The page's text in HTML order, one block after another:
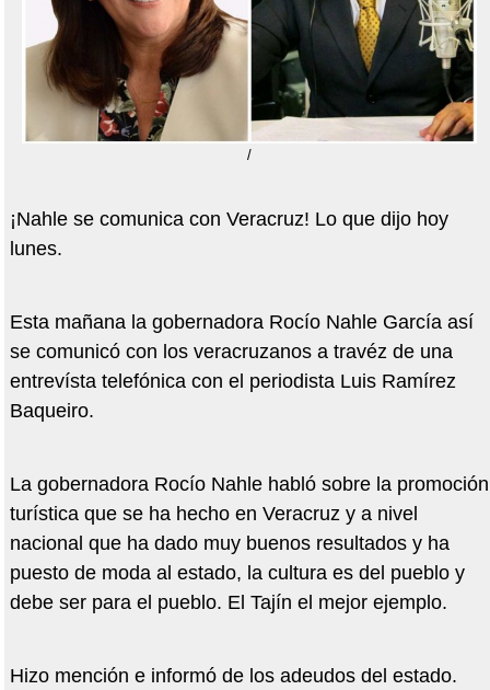
/
¡Nahle se comunica con Veracruz! Lo que dijo hoy
lunes.
Esta mañana la gobernadora Rocío Nahle García así
se comunicó con los veracruzanos a travéz de una
entrevísta telefónica con el periodista Luis Ramírez
Baqueiro.
La gobernadora Rocío Nahle habló sobre la promoción
turística que se ha hecho en Veracruz y a nivel
nacional que ha dado muy buenos resultados y ha
puesto de moda al estado, la cultura es del pueblo y
debe ser para el pueblo. El Tajín el mejor ejemplo.
Hizo mención e informó de los adeudos del estado.